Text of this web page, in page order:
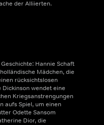
der Alliierten.
Hannie Schaft
Mädchen, die
rücksichtslosen
Dickinson wendet eine
Kriegsanstrengungen
aufs Spiel, um einen
Odette Sansom
Dior, die